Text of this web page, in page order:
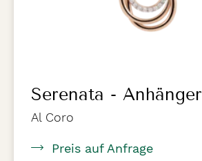
Serenata - Anhänger
Al Coro
Preis auf Anfrage